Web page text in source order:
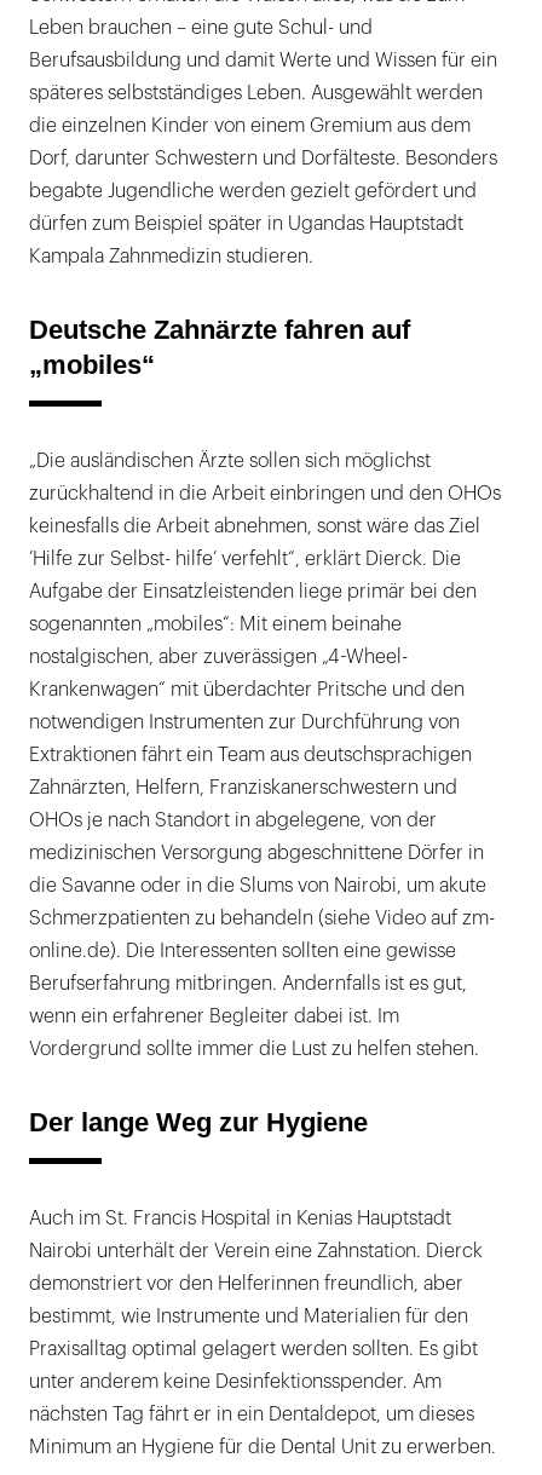
Leben brauchen – eine gute Schul- und
Berufsausbildung und damit Werte und Wissen für ein
späteres selbstständiges Leben. Ausgewählt werden
die einzelnen Kinder von einem Gremium aus dem
Dorf, darunter Schwestern und Dorfälteste. Besonders
begabte Jugendliche werden gezielt gefördert und
dürfen zum Beispiel später in Ugandas Hauptstadt
Kampala Zahnmedizin studieren.
Deutsche Zahnärzte fahren auf
„mobiles“
„Die ausländischen Ärzte sollen sich möglichst
zurückhaltend in die Arbeit einbringen und den OHOs
keinesfalls die Arbeit abnehmen, sonst wäre das Ziel
’Hilfe zur Selbst- hilfe’ verfehlt“, erklärt Dierck. Die
Aufgabe der Einsatzleistenden liege primär bei den
sogenannten „mobiles“: Mit einem beinahe
nostalgischen, aber zuverässigen „4-Wheel-
Krankenwagen“ mit überdachter Pritsche und den
notwendigen Instrumenten zur Durchführung von
Extraktionen fährt ein Team aus deutschsprachigen
Zahnärzten, Helfern, Franziskanerschwestern und
OHOs je nach Standort in abgelegene, von der
medizinischen Versorgung abgeschnittene Dörfer in
die Savanne oder in die Slums von Nairobi, um akute
Schmerzpatienten zu behandeln (siehe Video auf zm-
online.de). Die Interessenten sollten eine gewisse
Berufserfahrung mitbringen. Andernfalls ist es gut,
wenn ein erfahrener Begleiter dabei ist. Im
Vordergrund sollte immer die Lust zu helfen stehen.
Der lange Weg zur Hygiene
Auch im St. Francis Hospital in Kenias Hauptstadt
Nairobi unterhält der Verein eine Zahnstation. Dierck
demonstriert vor den Helferinnen freundlich, aber
bestimmt, wie Instrumente und Materialien für den
Praxisalltag optimal gelagert werden sollten. Es gibt
unter anderem keine Desinfektionsspender. Am
nächsten Tag fährt er in ein Dentaldepot, um dieses
Minimum an Hygiene für die Dental Unit zu erwerben.